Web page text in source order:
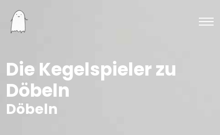
Die Kegelspieler zu
Döbeln
Döbeln